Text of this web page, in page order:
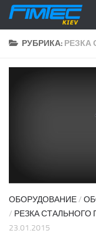
Перейти к
РУБРИКА: РЕЗКА
ОБОРУДОВАНИЕ/
/ РЕЗКА СТАЛЬНОГО
23.01.2015